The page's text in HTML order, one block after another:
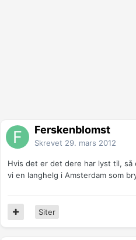
Ferskenblomst
Skrevet 29. mars 2012
Hvis det er det dere har lyst til, så
vi en langhelg i Amsterdam som
Siter